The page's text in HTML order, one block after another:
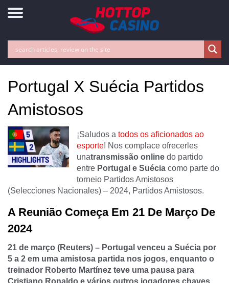
Portugal X Suécia Partidos
Amistosos
¡Saludos a todos os aficionados ao
esporte! Nos complace ofrecerles
unatransmissão online do partido
entre Portugal e Suécia como parte do
torneio Partidos Amistosos
(Selecciones Nacionales) – 2024, Partidos Amistosos.
A Reunião Começa Em 21 De Março De
2024
21 de março (Reuters) – Portugal venceu a Suécia por
5 a 2 em uma amistosa partida nos jogos, enquanto o
treinador Roberto Martínez teve uma pausa para
Cristiano Ronaldo e vários outros jogadores chaves